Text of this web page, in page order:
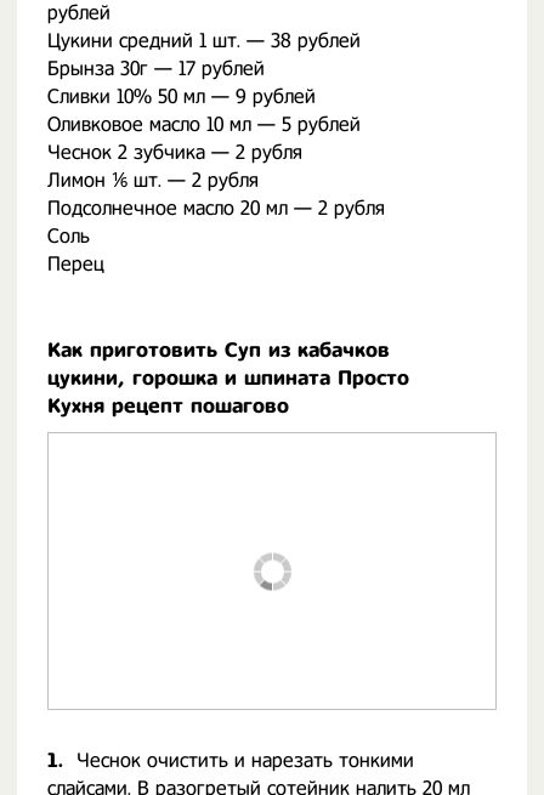
рублей
Цукини средний 1 шт. — 38 рублей
Брынза 30г — 17 рублей
Сливки 10% 50 мл — 9 рублей
Оливковое масло 10 мл — 5 рублей
Чеснок 2 зубчика — 2 рубля
Лимон ⅙ шт. — 2 рубля
Подсолнечное масло 20 мл — 2 рубля
Соль
Перец
Как приготовить Суп из кабачков
цукини, горошка и шпината Просто
Кухня рецепт пошагово
1.
Чеснок очистить и нарезать тонкими
слайсами. В разогретый сотейник налить 20 мл